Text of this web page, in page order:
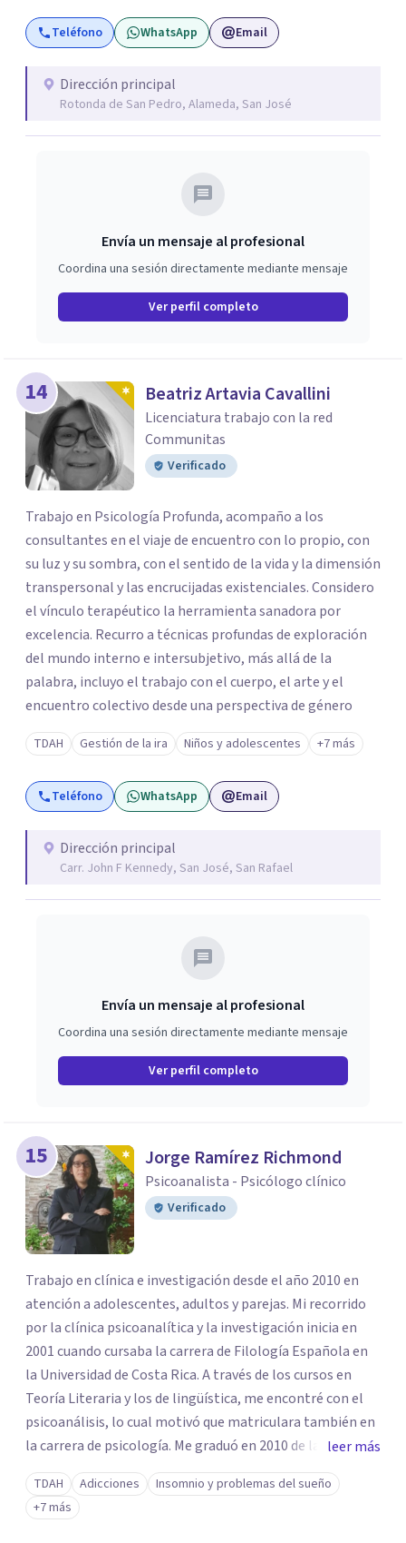
formación en psicoanálisis. Luego, complementando,
saqué el bachillerato y la licenciatura en Psicología,
Red Communitas de Psicólogos de Costa Rica. Soy parte
de la ACIEP, y tengo 14 años de experiencia en clínica en
consultorio privado en Clínica Litoral. Recibo pacientes
Teléfono WhatsApp Email
Dirección principal
Rotonda de San Pedro, Alameda, San José
Envía un mensaje al profesional
Coordina una sesión directamente mediante mensaje
Ver perfil completo
14 Beatriz Artavia Cavallini
Licenciatura trabajo con la red
Communitas
Verificado
Trabajo en Psicología Profunda, acompaño a los
consultantes en el viaje de encuentro con lo propio, con
su luz y su sombra, con el sentido de la vida y la dimensión
transpersonal y las encrucijadas existenciales. Considero
el vínculo terapéutico la herramienta sanadora por
excelencia. Recurro a técnicas profundas de exploración
del mundo interno e intersubjetivo, más allá de la
palabra, incluyo el trabajo con el cuerpo, el arte y el
encuentro colectivo desde una perspectiva de género
TDAH Gestión de la ira Niños y adolescentes +7 más
Teléfono WhatsApp Email
Dirección principal
Carr. John F Kennedy, San José, San Rafael
Envía un mensaje al profesional
Coordina una sesión directamente mediante mensaje
Ver perfil completo
15 Jorge Ramírez Richmond
Psicoanalista - Psicólogo clínico
Verificado
Trabajo en clínica e investigación desde el año 2010 en
atención a adolescentes, adultos y parejas. Mi recorrido
por la clínica psicoanalítica y la investigación inicia en
2001 cuando cursaba la carrera de Filología Española en
la Universidad de Costa Rica. A través de los cursos en
Teoría Literaria y los de lingüística, me encontré con el
psicoanálisis, lo cual motivó que matriculara también en
la carrera de psicología. Me graduó en 2010 de la carrera
de Licenciatura en Psicología en Universidad Autónoma
de Centroamérica (UACA) y en 2013 de la Maestría en
Psicología con Énfasis en Clínica Psicoanalítica enla
leer más
TDAH Adicciones
Insomnio y problemas del sueño
+7 más